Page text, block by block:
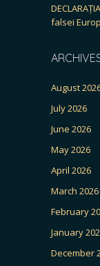
falsei
August
July 2026
June 2026
May 2026
April 2026
March 2026
February
January
December